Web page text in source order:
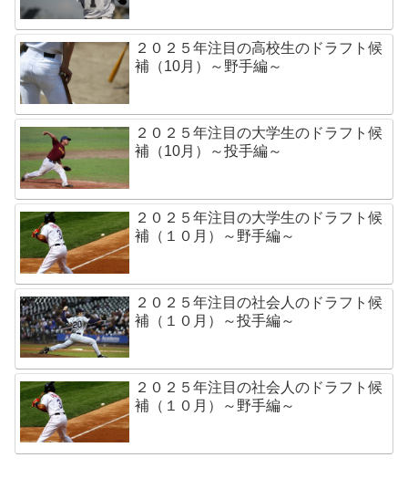
２０２５年注目の高校生のドラフト候
補（10月）～野手編～
２０２５年注目の大学生のドラフト候
補（10月）～投手編～
２０２５年注目の大学生のドラフト候
補（１０月）～野手編～
２０２５年注目の社会人のドラフト候
補（１０月）～投手編～
２０２５年注目の社会人のドラフト候
補（１０月）～野手編～